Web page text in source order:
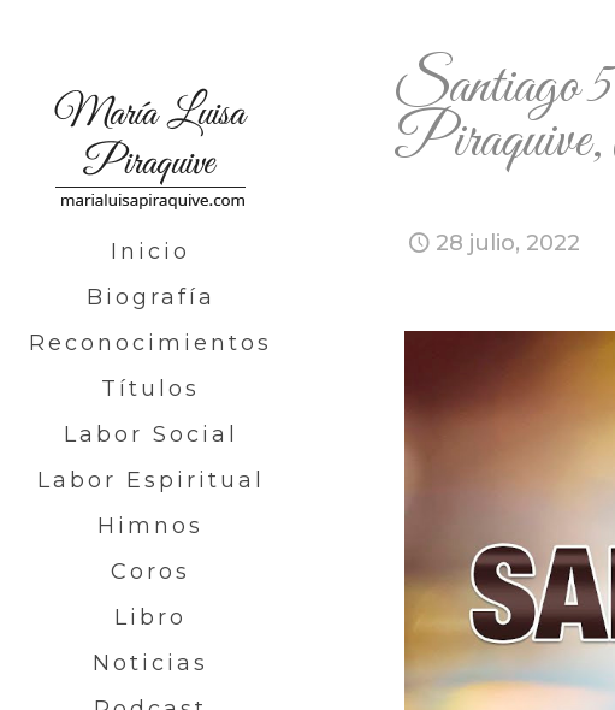
Inicio
Biografía
Reconocimientos
Títulos
Labor Social
Labor Espiritual
Himnos
Coros
Libro
Noticias
Santiago
28 julio, 2022